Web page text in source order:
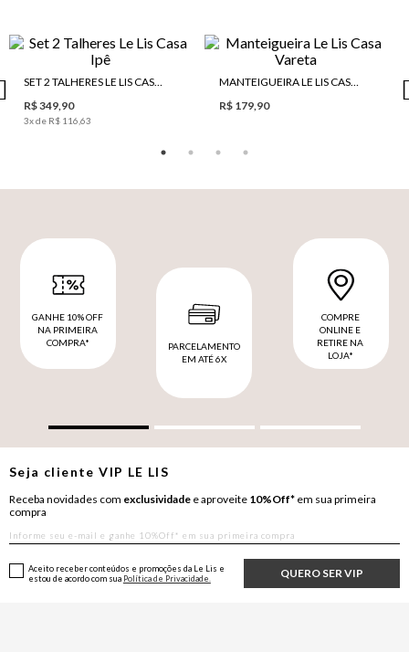
SET 2 TALHERES LE LIS CASA IPÊ
R$ 349,90
3x de R$ 116,63
MANTEIGUEIRA LE LIS CASA VARETA
R$ 179,90
GANHE 10% OFF
NA PRIMEIRA
COMPRA*
PARCELAMENTO
EM ATÉ 6X
COMPRE
ONLINE E
RETIRE NA
LOJA*
Seja clienteVIP LE LIS
Receba novidades com exclusividade e aproveite 10%Off* em sua primeira
compra
QUERO SER VIP
Aceito receber conteúdos e promoções da Le Lis e
estou de acordo com sua Política de Privacidade.